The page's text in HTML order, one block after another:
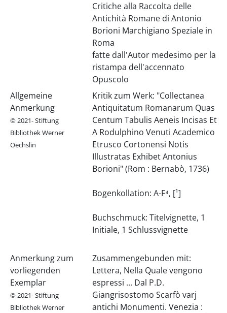
Critiche alla Raccolta delle
Antichità Romane di Antonio
Borioni Marchigiano Speziale in
Roma
fatte dall'Autor medesimo per la
ristampa dell'accennato
Opuscolo
Allgemeine
Anmerkung
© 2021- Stiftung
Bibliothek Werner
Oechslin
Kritik zum Werk: "Collectanea
Antiquitatum Romanarum Quas
Centum Tabulis Aeneis Incisas Et
A Rodulphino Venuti Academico
Etrusco Cortonensi Notis
Illustratas Exhibet Antonius
Borioni" (Rom : Bernabò, 1736)
Bogenkollation: A-F⁴, [¹]
Buchschmuck: Titelvignette, 1
Initiale, 1 Schlussvignette
Anmerkung zum
vorliegenden
Exemplar
© 2021- Stiftung
Bibliothek Werner
Zusammengebunden mit:
Lettera, Nella Quale vengono
espressi ... Dal P.D.
Giangrisostomo Scarfò varj
antichi Monumenti. Venezia :